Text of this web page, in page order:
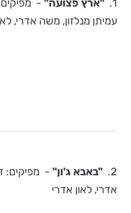
1. "ארץ פצועה" -
עמיתן מנלזון, משה אדרי,
2. "באבא ג'ון" - מפיקים:
אדרי, לאון אדרי